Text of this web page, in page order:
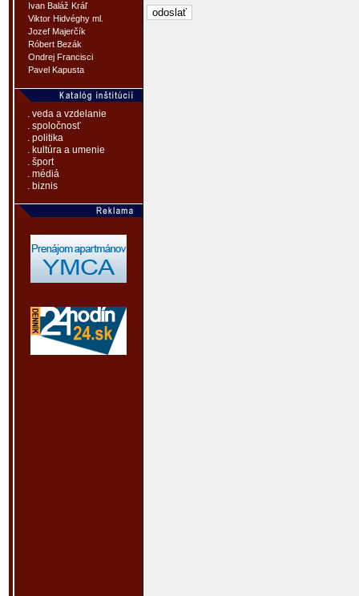
Ivan Baláž Kráľ
Viktor Hidvéghy ml.
Jozef Majerčík
Róbert Bezák
Ondrej Francisci
Pavel Kapusta
. veda a vzdelanie
. spoločnosť
. politika
. kultúra a umenie
. šport
. médiá
. biznis